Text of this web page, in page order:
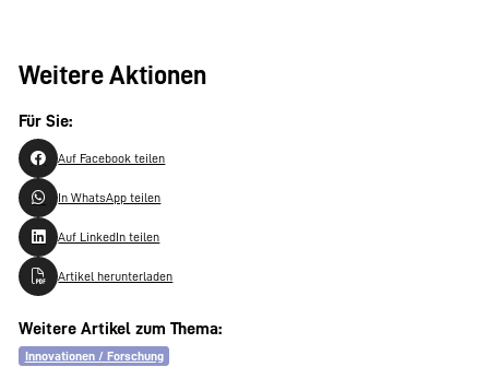
Weitere Aktionen
Für Sie:
Auf Facebook teilen
In WhatsApp teilen
Auf LinkedIn teilen
Artikel herunterladen
Weitere Artikel zum Thema:
Innovationen / Forschung